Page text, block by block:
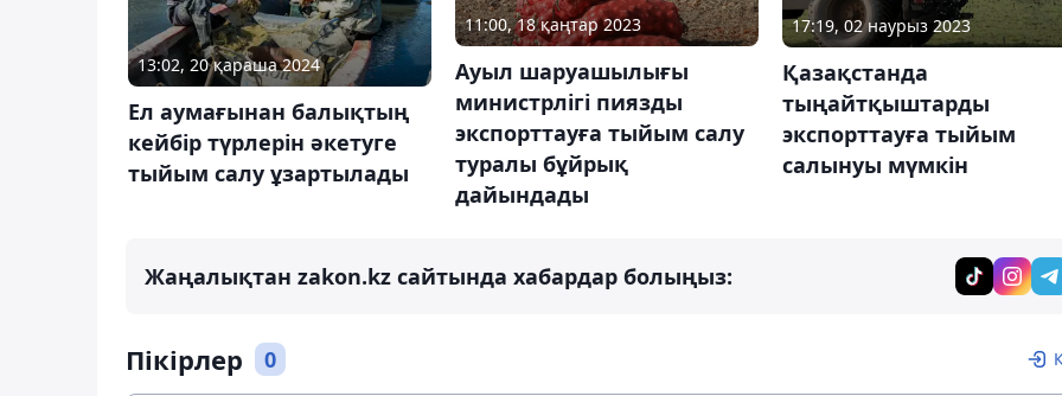
13:02, 20 қараша 2024
Ел аумағынан балықтың
кейбір түрлерін әкетуге
тыйым салу ұзартылады
11:00, 18 қаңтар 2023
Ауыл шаруашылығы
министрлігі пиязды
экспорттауға тыйым салу
туралы бұйрық
дайындады
17:19, 02 наурыз 2023
Қазақстанда
тыңайтқыштарды
экспорттауға тыйым
салынуы мүмкін
Жаңалықтан zakon.kz сайтында хабардар болыңыз:
Пікірлер 0